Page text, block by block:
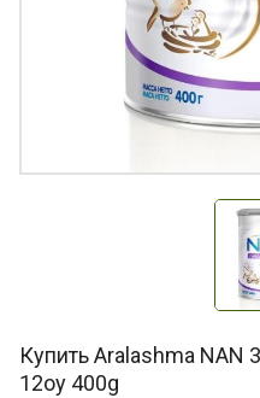
Купить Aralashma NAN
12oy 400g